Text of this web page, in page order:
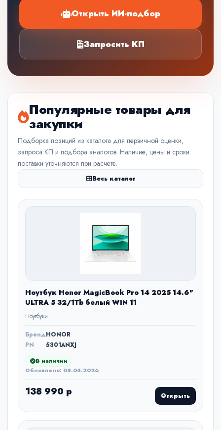
Открыть ИИ-подбор
Запросить КП
Популярные товары для
закупки
Подборка позиций из каталога для первичной оценки,
запроса КП и подбора аналогов. Наличие, цены и сроки
поставки уточняются при расчете.
Весь каталог
Ноутбук Honor MagicBook Pro 14 2025 14.6"
ULTRA 5 32/1Tb белый WIN 11
Ноутбуки
БрендHONOR
PN
5301ANXJ
В наличии
Обновлено: 08.08.2026
138 990 р Открыть